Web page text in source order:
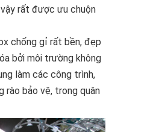
rất được ưu chuộn
chống gỉ rất bền, đẹp
bởi môi trường không
làm các công trình,
rào bảo vệ, trong quân